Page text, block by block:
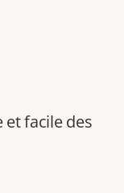
facile des